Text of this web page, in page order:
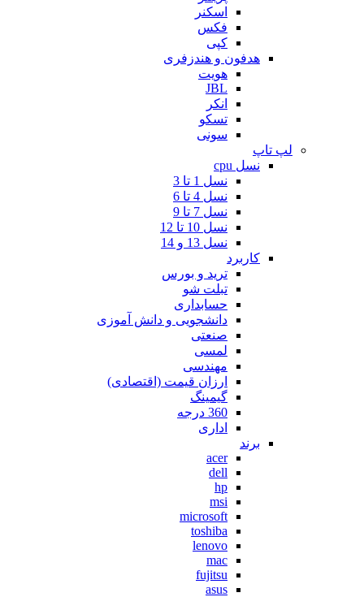
اسکنر
فکس
کپی
هدفون و هندزفری
هویت
JBL
انکر
تسکو
سونی
لپ تاپ
نسل cpu
نسل 1 تا 3
نسل 4 تا 6
نسل 7 تا 9
نسل 10 تا 12
نسل 13 و 14
کاربرد
ترید و بورس
تبلت شو
حسابداری
دانشجویی و دانش آموزی
صنعتی
لمسی
مهندسی
ارزان قیمت (اقتصادی)
گیمینگ
360 درجه
اداری
برند
acer
dell
hp
msi
microsoft
toshiba
lenovo
mac
fujitsu
asus